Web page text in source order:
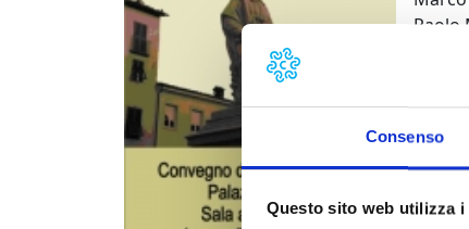
Consenso
Questo sito web utilizza i
Paolo
il